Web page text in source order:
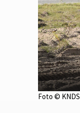
Foto © KNDS